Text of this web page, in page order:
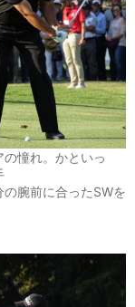
憧れ。かといっ
腕前に合ったSWを